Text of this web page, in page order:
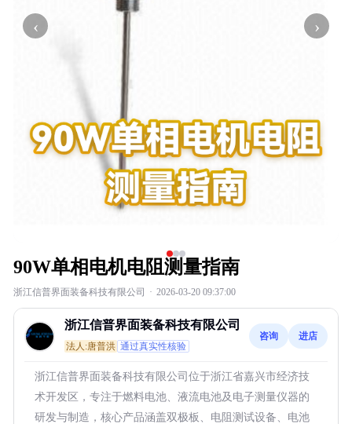
‹ ›
90W单相电机电阻测量指南
浙江信普界面装备科技有限公司 · 2026-03-20 09:37:00
浙江信普界面装备科技有限公司
法人:唐普洪 通过真实性核验
咨询 进店
浙江信普界面装备科技有限公司位于浙江省嘉兴市经济技
术开发区，专注于燃料电池、液流电池及电子测量仪器的
研发与制造，核心产品涵盖双极板、电阻测试设备、电池